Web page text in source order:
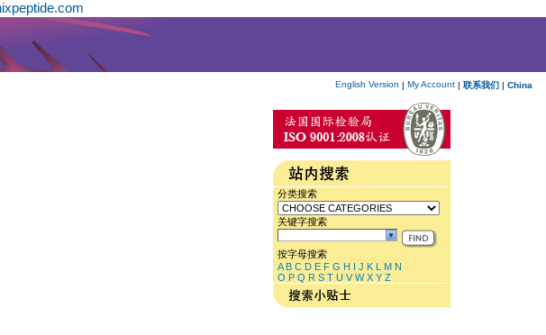
English Version | My Account | 联系我们 | China
分类搜索
关键字搜索
按字母搜索
A B C D E F G H I J K L M N
O P Q R S T U V W X Y Z